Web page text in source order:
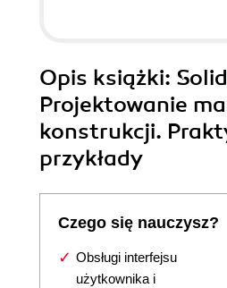
Opis książki:
Projektowanie
konstrukcji.
przykłady
Czego się nauczysz?
Obsługi interfejsu
użytkownika i